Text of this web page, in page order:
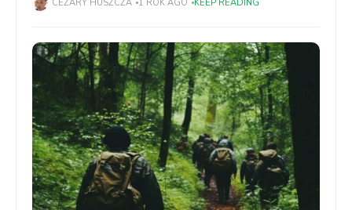
CEZARY HUSZCZA 1 ROK AGO KEEP READING